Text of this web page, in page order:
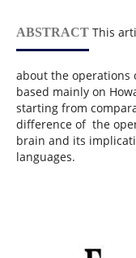
ABSTRACTThis
about the
based mainly on
starting from
difference of the
brain and its
languages.